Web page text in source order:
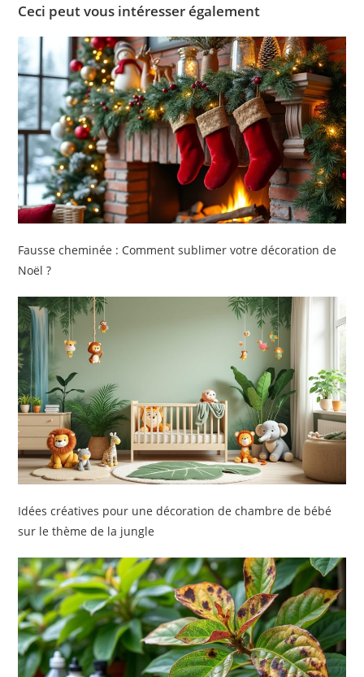
Ceci peut vous intéresser également
Fausse cheminée : Comment sublimer votre décoration de
Noël ?
Idées créatives pour une décoration de chambre de bébé
sur le thème de la jungle